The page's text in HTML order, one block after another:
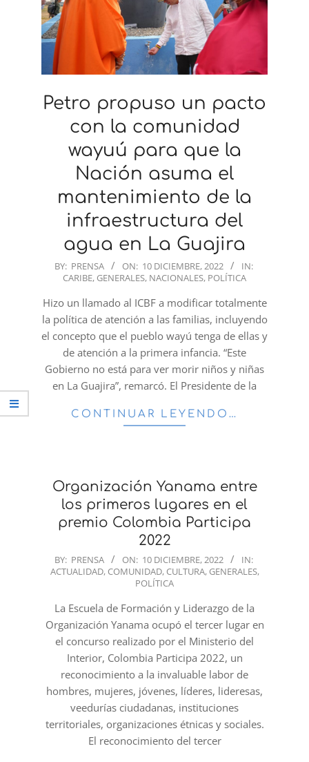
Petro propuso un pacto
con la comunidad
wayuú para que la
Nación asuma el
mantenimiento de la
infraestructura del
agua en La Guajira
2022-
10
BY: PRENSA ON: 10 DICIEMBRE, 2022
IN:
CARIBE, GENERALES, NACIONALES, POLÍTICA
Hizo un llamado al ICBF a modificar totalmente
la política de atención a las familias, incluyendo
el concepto que el pueblo wayú tenga de ellas y
de atención a la primera infancia. “Este
Gobierno no está para ver morir niños y niñas
en La Guajira”, remarcó. El Presidente de la
CONTINUAR LEYENDO…
Organización Yanama entre
los primeros lugares en el
premio Colombia Participa
2022
2022-
12-
BY: PRENSA ON: 10 DICIEMBRE, 2022
IN:
ACTUALIDAD, COMUNIDAD, CULTURA, GENERALES,
POLÍTICA
La Escuela de Formación y Liderazgo de la
Organización Yanama ocupó el tercer lugar en
el concurso realizado por el Ministerio del
Interior, Colombia Participa 2022, un
reconocimiento a la invaluable labor de
hombres, mujeres, jóvenes, líderes, lideresas,
veedurías ciudadanas, instituciones
territoriales, organizaciones étnicas y sociales.
El reconocimiento del tercer